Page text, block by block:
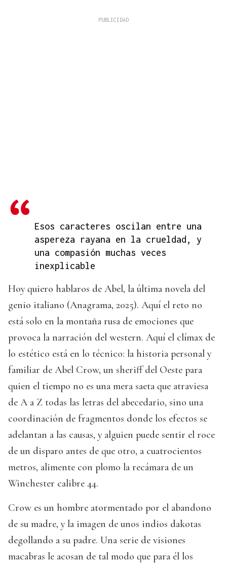
Esos caracteres oscilan entre una
aspereza rayana en la crueldad, y
una compasión muchas veces
inexplicable
Hoy quiero hablaros de Abel, la última novela del
genio italiano (Anagrama, 2025). Aquí el reto no
está solo en la montaña rusa de emociones que
provoca la narración del western. Aquí el clímax de
lo estético está en lo técnico: la historia personal y
familiar de Abel Crow, un sheriff del Oeste para
quien el tiempo no es una mera saeta que atraviesa
de A a Z todas las letras del abecedario, sino una
coordinación de fragmentos donde los efectos se
adelantan a las causas, y alguien puede sentir el roce
de un disparo antes de que otro, a cuatrocientos
metros, alimente con plomo la recámara de un
Winchester calibre 44.
Crow es un hombre atormentado por el abandono
de su madre, y la imagen de unos indios dakotas
degollando a su padre. Una serie de visiones
macabras le acosan de tal modo que para él los